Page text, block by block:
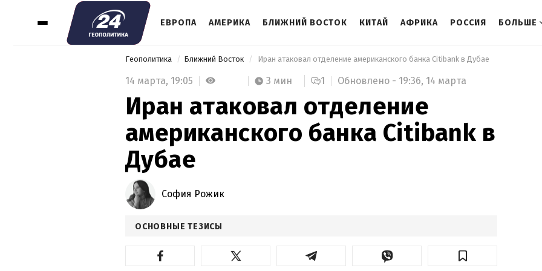
ЕВРОПА АМЕРИКА БЛИЖНИЙ ВОСТОК КИТАЙ АФРИКА РОССИЯ БОЛЬШЕ
Геополитика Ближний Восток Иран атаковал отделение американского банка Citibank в Дубае
14 марта, 19:05 3 мин 1 Обновлено - 19:36, 14 марта
Иран атаковал отделение
американского банка Citibank в
Дубае
София Рожик
ОСНОВНЫЕ ТЕЗИСЫ